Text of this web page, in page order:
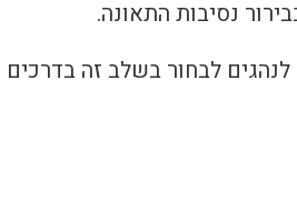
נסיבות התאונה.
לנהגים לבחור בשלב זה בדרכים